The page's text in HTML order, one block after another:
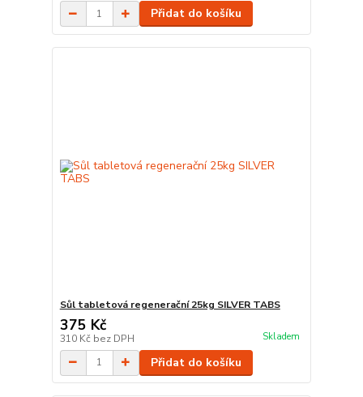
Přidat do košíku
Sůl tabletová regenerační 25kg SILVER TABS
375 Kč
310 Kč bez DPH Skladem
Přidat do košíku